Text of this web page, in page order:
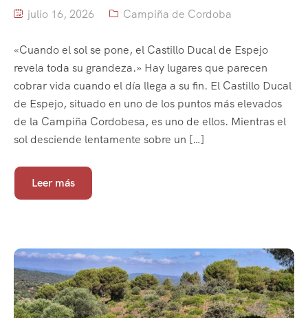
julio 16, 2026 Campiña de Cordoba
«Cuando el sol se pone, el Castillo Ducal de Espejo
revela toda su grandeza.» Hay lugares que parecen
cobrar vida cuando el día llega a su fin. El Castillo Ducal
de Espejo, situado en uno de los puntos más elevados
de la Campiña Cordobesa, es uno de ellos. Mientras el
sol desciende lentamente sobre un […]
Leer más